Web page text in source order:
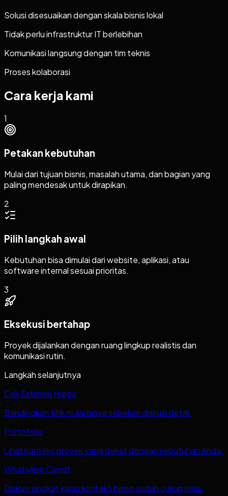
Solusi disesuaikan dengan skala bisnis lokal
Tidak perlu infrastruktur IT berlebihan
Komunikasi langsung dengan tim teknis
Proses kolaborasi
Cara kerja kami
1
Petakan kebutuhan
Mulai dari tujuan bisnis, masalah utama, dan bagian yang
paling mendesak untuk dirapikan.
2
Pilih langkah awal
Kebutuhan bisa dimulai dari website, aplikasi, atau
software internal sesuai prioritas.
3
Eksekusi bertahap
Proyek dijalankan dengan ruang lingkup realistis dan
komunikasi rutin.
Langkah selanjutnya
Cek Estimasi Harga
Bandingkan titik mulai biaya sebelum diskusi detail.
Portofolio
Lihat konteks proyek yang dekat dengan kebutuhan Anda.
WhatsApp Cepat
Diskusi singkat kalau konteks bisnis sudah cukup jelas.